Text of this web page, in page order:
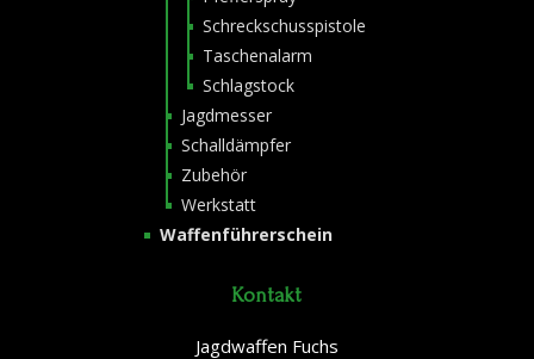
Schreckschusspistole
Taschenalarm
Schlagstock
Jagdmesser
Schalldämpfer
Zubehör
Werkstatt
Waffenführerschein
Kontakt
Jagdwaffen Fuchs